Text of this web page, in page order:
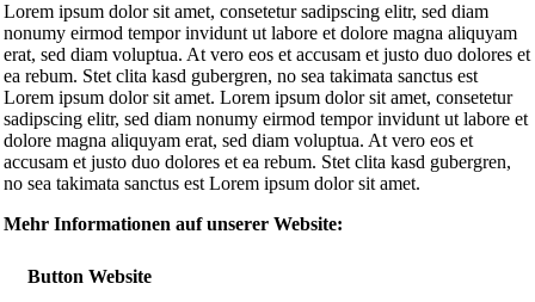
Lorem ipsum dolor sit amet, consetetur sadipscing elitr, sed diam
nonumy eirmod tempor invidunt ut labore et dolore magna aliquyam
erat, sed diam voluptua. At vero eos et accusam et justo duo dolores et
ea rebum. Stet clita kasd gubergren, no sea takimata sanctus est
Lorem ipsum dolor sit amet. Lorem ipsum dolor sit amet, consetetur
sadipscing elitr, sed diam nonumy eirmod tempor invidunt ut labore et
dolore magna aliquyam erat, sed diam voluptua. At vero eos et
accusam et justo duo dolores et ea rebum. Stet clita kasd gubergren,
no sea takimata sanctus est Lorem ipsum dolor sit amet.
Mehr Informationen auf unserer Website:
Button Website